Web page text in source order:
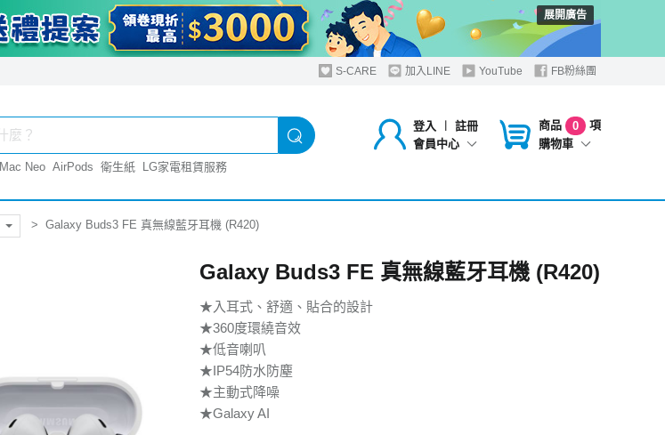
展開廣告
S-CARE 加入LINE YouTube FB粉絲團
登入 ︱
註冊
會員中心
商品 0
項
購物車
Mac Neo AirPods 衛生紙 LG家電租賃服務
Galaxy Buds3 FE 真無線藍牙耳機 (R420)
Galaxy Buds3 FE 真無線藍牙耳機 (R420)
★入耳式、舒適、貼合的設計
★360度環繞音效
★低音喇叭
★IP54防水防塵
★主動式降噪
★Galaxy AI